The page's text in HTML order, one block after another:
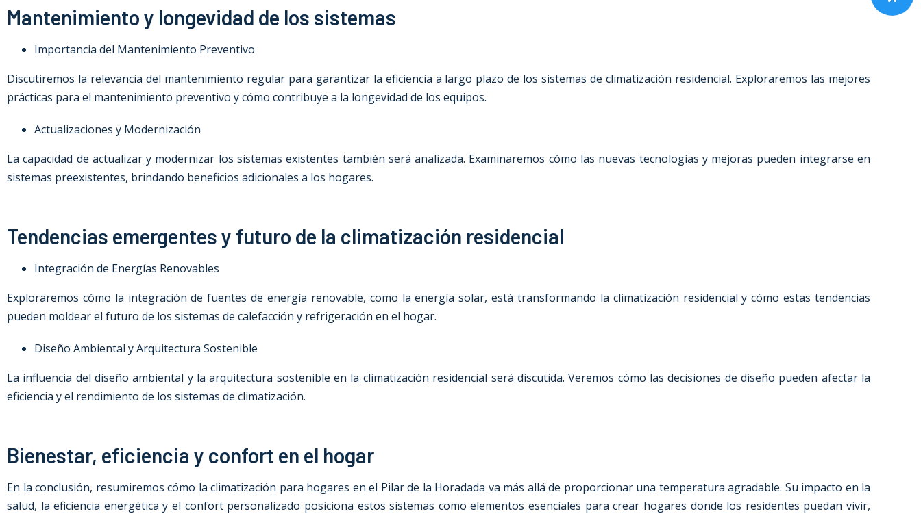
Mantenimiento y longevidad de los sistemas
Importancia del Mantenimiento Preventivo
Discutiremos la relevancia del mantenimiento regular para garantizar la eficiencia a largo plazo de los sistemas de climatización residencial. Exploraremos las mejores
prácticas para el mantenimiento preventivo y cómo contribuye a la longevidad de los equipos.
Actualizaciones y Modernización
La capacidad de actualizar y modernizar los sistemas existentes también será analizada. Examinaremos cómo las nuevas tecnologías y mejoras pueden integrarse en
sistemas preexistentes, brindando beneficios adicionales a los hogares.
Tendencias emergentes y futuro de la climatización residencial
Integración de Energías Renovables
Exploraremos cómo la integración de fuentes de energía renovable, como la energía solar, está transformando la climatización residencial y cómo estas tendencias
pueden moldear el futuro de los sistemas de calefacción y refrigeración en el hogar.
Diseño Ambiental y Arquitectura Sostenible
La influencia del diseño ambiental y la arquitectura sostenible en la climatización residencial será discutida. Veremos cómo las decisiones de diseño pueden afectar la
eficiencia y el rendimiento de los sistemas de climatización.
Bienestar, eficiencia y confort en el hogar
En la conclusión, resumiremos cómo la climatización para hogares en el Pilar de la Horadada va más allá de proporcionar una temperatura agradable. Su impacto en la
salud, la eficiencia energética y el confort personalizado posiciona estos sistemas como elementos esenciales para crear hogares donde los residentes puedan vivir,